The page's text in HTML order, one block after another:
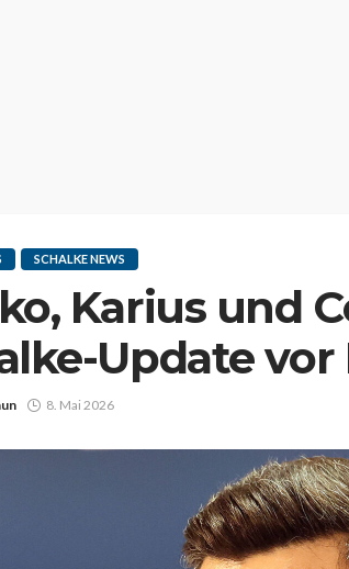
SCHALKE NEWS
Karius und
Update
8. Mai 2026